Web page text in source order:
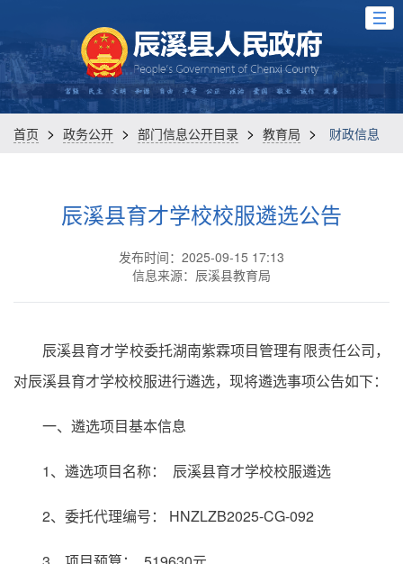
首页 > 政务公开 > 部门信息公开目录 > 教育局 > 财政信息
辰溪县育才学校校服遴选公告
发布时间：2025-09-15 17:13
信息来源：辰溪县教育局
辰溪县育才学校委托湖南紫霖项目管理有限责任公司，
对辰溪县育才学校校服进行遴选，现将遴选事项公告如下：
一、遴选项目基本信息
1、遴选项目名称： 辰溪县育才学校校服遴选
2、委托代理编号： HNZLZB2025-CG-092